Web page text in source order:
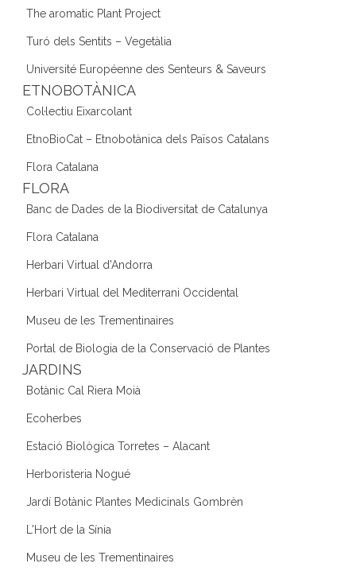
The aromatic Plant Project
Turó dels Sentits – Vegetàlia
Université Européenne des Senteurs & Saveurs
ETNOBOTÀNICA
Col·lectiu Eixarcolant
EtnoBioCat – Etnobotànica dels Països Catalans
Flora Catalana
FLORA
Banc de Dades de la Biodiversitat de Catalunya
Flora Catalana
Herbari Virtual d'Andorra
Herbari Virtual del Mediterrani Occidental
Museu de les Trementinaires
Portal de Biologia de la Conservació de Plantes
JARDINS
Botànic Cal Riera Moià
Ecoherbes
Estació Biològica Torretes – Alacant
Herboristeria Nogué
Jardí Botànic Plantes Medicinals Gombrèn
L'Hort de la Sínia
Museu de les Trementinaires